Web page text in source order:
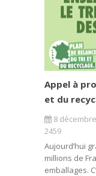
Appel à
et du
8
2459
Aujourd’hui
millions de
emballages.